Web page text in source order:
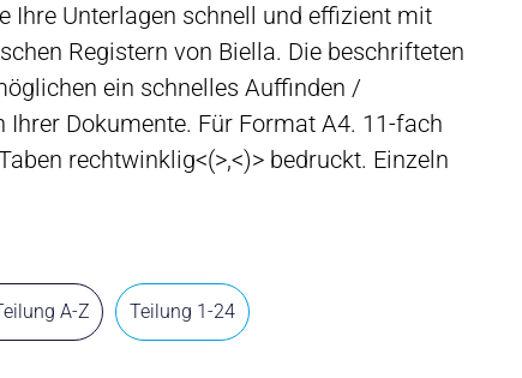
Ihre Unterlagen schnell und effizient mit
Registern von Biella. Die beschrifteten
ein schnelles Auffinden /
Ihrer Dokumente. Für Format A4. 11-fach
rechtwinklig<(>,<)> bedruckt. Einzeln
A-Z Teilung 1-24